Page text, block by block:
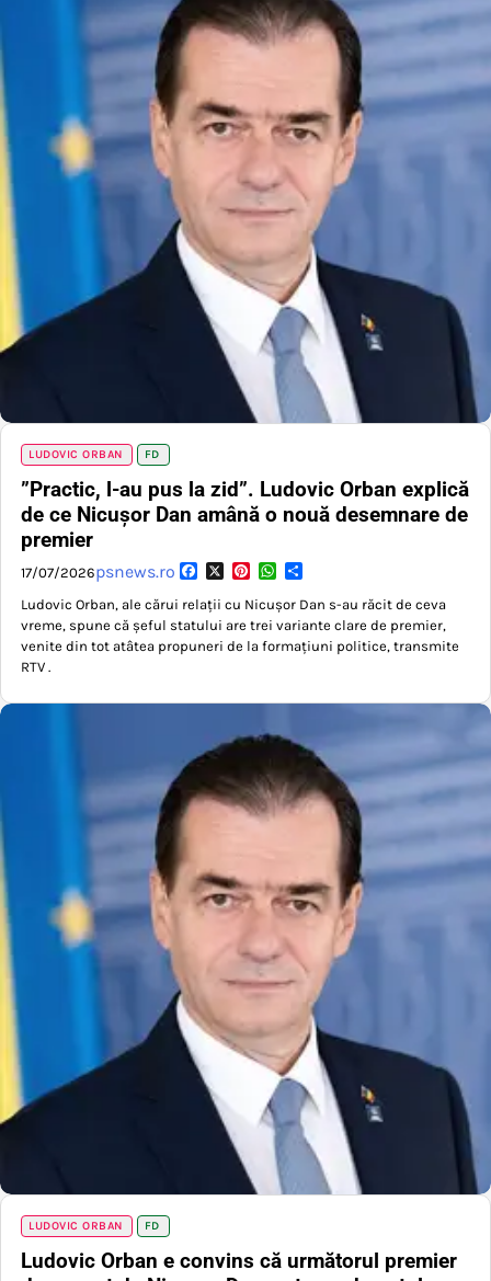
LUDOVIC ORBAN FD
”Practic, l-au pus la zid”. Ludovic Orban explică
de ce Nicușor Dan amână o nouă desemnare de
premier
17/07/2026psnews.ro Facebook
X PinterestWhatsApp
Ludovic Orban, ale cărui relații cu Nicușor Dan s-au răcit de ceva
vreme, spune că șeful statului are trei variante clare de premier,
venite din tot atâtea propuneri de la formațiuni politice, transmite
RTV .
LUDOVIC ORBAN FD
Ludovic Orban e convins că următorul premier